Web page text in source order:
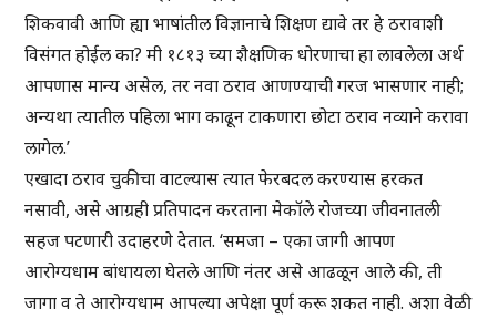
शिकवावी आणि ह्या भाषांतील विज्ञानाचे शिक्षण द्यावे तर हे ठरावाशी
विसंगत होईल का? मी १८१३ च्या शैक्षणिक धोरणाचा हा लावलेला अर्थ
आपणास मान्य असेल, तर नवा ठराव आणण्याची गरज भासणार नाही;
अन्यथा त्यातील पहिला भाग काढून टाकणारा छोटा ठराव नव्याने करावा
लागेल.’
एखादा ठराव चुकीचा वाटल्यास त्यात फेरबदल करण्यास हरकत
नसावी, असे आग्रही प्रतिपादन करताना मेकॉले रोजच्या जीवनातली
सहज पटणारी उदाहरणे देतात. ‘समजा – एका जागी आपण
आरोग्यधाम बांधायला घेतले आणि नंतर असे आढळून आले की, ती
जागा व ते आरोग्यधाम आपल्या अपेक्षा पूर्ण करू शकत नाही. अशा वेळी